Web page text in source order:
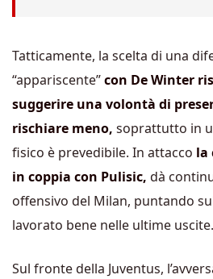
Tatticamente, la scelta di una
“appariscente”con De Winter
suggerire una volontà di
rischiare meno, soprattutto in
fisico è prevedibile. In attacco la
in coppia con Pulisic, dà
offensivo del Milan, puntando
lavorato bene nelle ultime uscite.
Sul fronte della Juventus,